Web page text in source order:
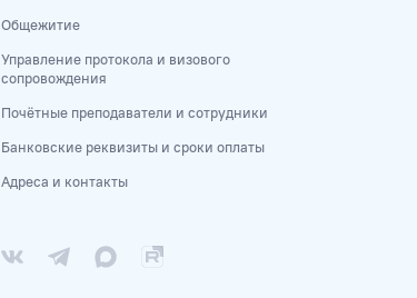
Общежитие
Управление протокола и визового
сопровождения
Почётные преподаватели и сотрудники
Банковские реквизиты и сроки оплаты
Адреса и контакты